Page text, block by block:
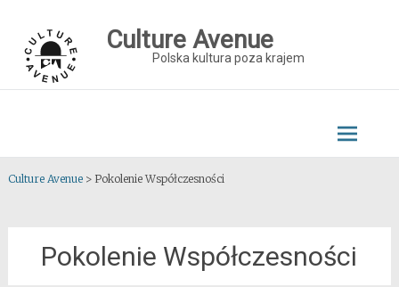
content
Culture Avenue
Polska kultura poza krajem
Culture Avenue> Pokolenie Współczesności
Pokolenie Współczesności